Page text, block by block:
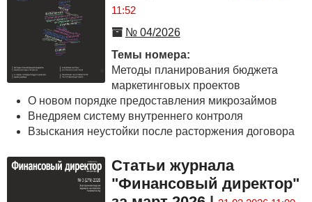
11:52
№ 04/2026
Темы номера:
Методы планирования бюджета
маркетинговых проектов
О новом порядке предоставления микрозаймов
Внедряем систему внутреннего контроля
Взыскания неустойки после расторжения договора
Статьи журнала
"Финансовый директор"